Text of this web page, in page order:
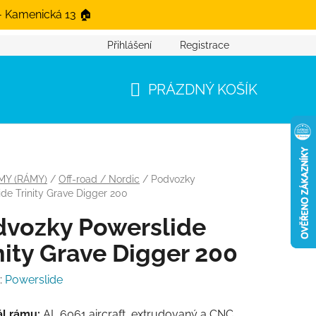
13 🏠
Přihlášení Registrace
PRÁZDNÝ KOŠÍK
(RÁMY) / Off-road / Nordic / Podvozky
Trinity Grave Digger 200
Powerslide
Grave Digger 200
Powerslide